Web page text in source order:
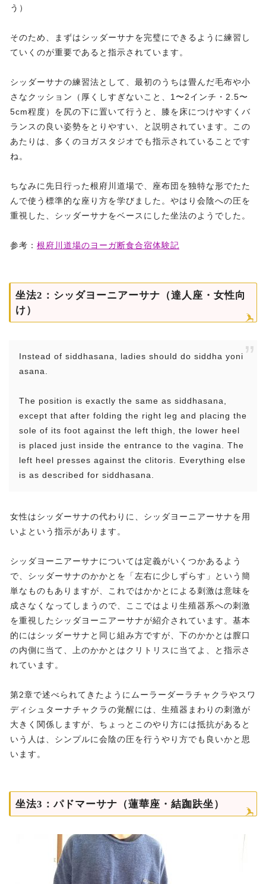
う）
そのため、まずはシッダーサナを完璧にできるように練習し
ていくのが重要であると指示されています。
シッダーサナの練習法として、最初のうちは畳んだ毛布や小
さなクッション（厚くしすぎないこと、1〜2インチ・2.5〜
5cm程度）を尻の下に置いて行うと、膝を床につけやすくバ
ランスの良い姿勢をとりやすい、と説明されています。この
あたりは、多くのヨガスタジオでも指示されていることです
ね。
ちなみに先日行った根府川道場で、座布団を独特な形でたた
んで使う標準的な座り方を学びました。やはり会陰への圧を
重視した、シッダーサナをベースにした坐法のようでした。
参考： 根府川道場のヨーガ断食合宿体験記
坐法2：シッダヨーニアーサナ（達人座・女性向
け）
Instead of siddhasana, ladies should do siddha yoni
asana.
The position is exactly the same as siddhasana,
except that after folding the right leg and placing the
sole of its foot against the left thigh, the lower heel
is placed just inside the entrance to the vagina. The
left heel presses against the clitoris. Everything else
is as described for siddhasana.
女性はシッダーサナの代わりに、シッダヨーニアーサナを用
いよという指示があります。
シッダヨーニアーサナについては定義がいくつかあるよう
で、シッダーサナのかかとを「左右に少しずらす」という簡
単なものもありますが、これではかかとによる刺激は意味を
成さなくなってしまうので、ここではより生殖器系への刺激
を重視したシッダヨーニアーサナが紹介されています。基本
的にはシッダーサナと同じ組み方ですが、下のかかとは膣口
の内側に当て、上のかかとはクリトリスに当てよ、と指示さ
れています。
第2章で述べられてきたようにムーラーダーラチャクラやスワ
ディシュターナチャクラの覚醒には、生殖器まわりの刺激が
大きく関係しますが、ちょっとこのやり方には抵抗があると
いう人は、シンプルに会陰の圧を行うやり方でも良いかと思
います。
坐法3：パドマーサナ（蓮華座・結跏趺坐）